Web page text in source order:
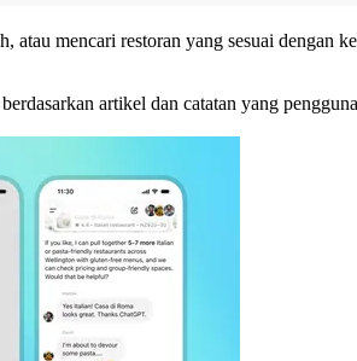
mencari restoran yang sesuai dengan
artikel dan catatan yang